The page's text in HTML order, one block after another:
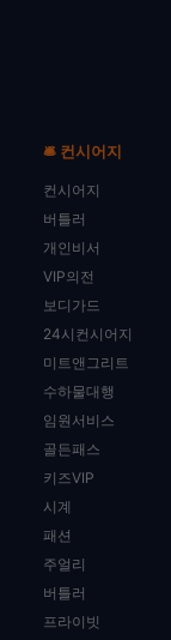
🛎️ 컨시어지
컨시어지
버틀러
개인비서
VIP의전
보디가드
24시컨시어지
미트앤그리트
수하물대행
임원서비스
골든패스
키즈VIP
시계
패션
주얼리
버틀러
프라이빗